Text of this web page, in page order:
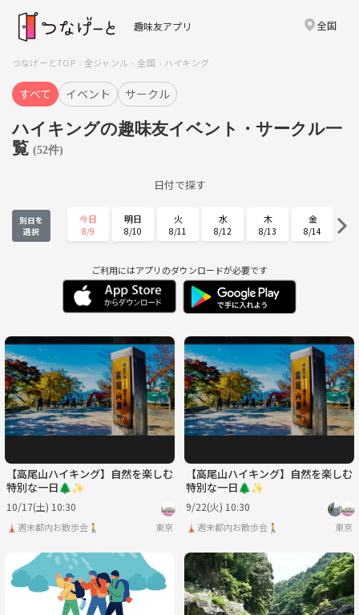
趣味友アプリ 全国
つなげーとTOP 全ジャンル 全国 ハイキング
すべて イベント サークル
ハイキングの趣味友イベント・サークル一
覧 (52件)
日付で探す
別日を
選択
今日
8/9
明日
8/10
火
8/11
水
8/12
木
8/13
金
8/14
8/15 8/16 8/17 8/18 8/19
金
8/21
土
8/22
月
8/24
火
8/25
8/27 8/28 8/29 8/30 8/31 9/1
水
9/2
木
9/3
金
9/4
土
9/5
日
9/6
月
9/7
ご利用にはアプリのダウンロードが必要です
【高尾山ハイキング】自然を楽しむ
特別な一日🌲✨
10/17(土) 10:30
🗼週末都内お散歩会🚶 東京
【高尾山ハイキング】自然を楽しむ
特別な一日🌲✨
9/22(火) 10:30
🗼週末都内お散歩会🚶 東京